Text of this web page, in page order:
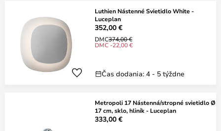
Luthien Nástenné Svietidlo White -
Luceplan
352,00 €
DMC374,00 €
DMC -22,00 €
Čas dodania: 4 - 5 týždne
Metropoli 17 Nástenná/stropné svietidlo Ø
17 cm, sklo, hliník - Luceplan
333,00 €